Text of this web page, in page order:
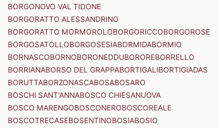
BORGONOVO VAL TIDONE
BORGORATTO ALESSANDRINO
BORGORATTO MORMOROLOBORGORICCOBORGOROSE
BORGOSATOLLOBORGOSESIABORMIDABORMIO
BORNASCOBORNOBORONEDDUBOROREBORRELLO
BORRIANABORSO DEL GRAPPABORTIGALIBORTIGIADAS
BORUTTABORZONASCABOSABOSARO
BOSCHI SANT'ANNABOSCO CHIESANUOVA
BOSCO MARENGOBOSCONEROBOSCOREALE
BOSCOTRECASEBOSENTINOBOSIABOSIO